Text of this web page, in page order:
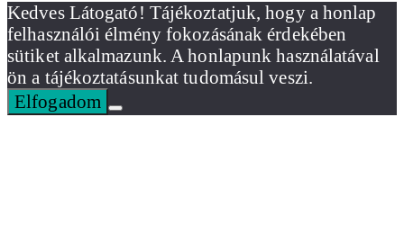
Kedves Látogató! Tájékoztatjuk, hogy a honlap
felhasználói élmény fokozásának érdekében
sütiket alkalmazunk. A honlapunk használatával
ön a tájékoztatásunkat tudomásul veszi.
Elfogadom